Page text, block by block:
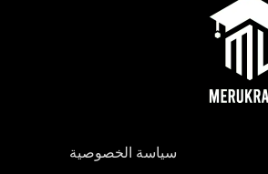
سياسة الخصوصية